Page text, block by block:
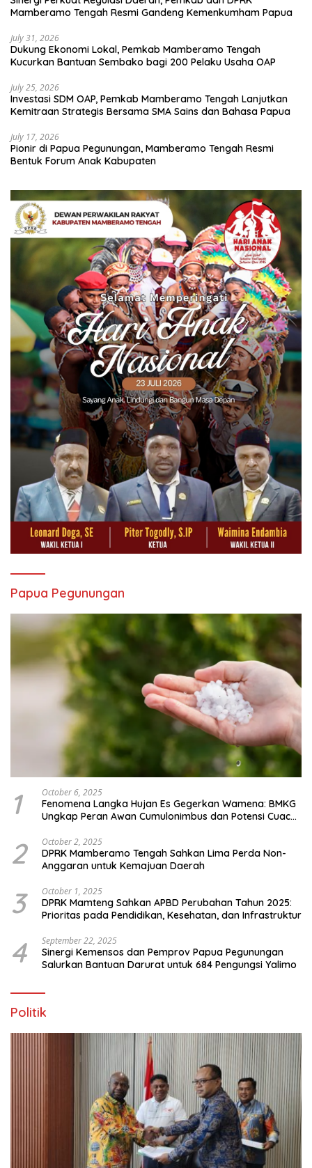
Mamberamo Tengah Resmi Gandeng Kemenkumham Papua
July 31, 2026
Dukung Ekonomi Lokal, Pemkab Mamberamo Tengah
Kucurkan Bantuan Sembako bagi 200 Pelaku Usaha OAP
July 25, 2026
Investasi SDM OAP, Pemkab Mamberamo Tengah Lanjutkan
Kemitraan Strategis Bersama SMA Sains dan Bahasa Papua
July 17, 2026
Pionir di Papua Pegunungan, Mamberamo Tengah Resmi
Bentuk Forum Anak Kabupaten
Papua Pegunungan
1 October 6, 2025
Fenomena Langka Hujan Es Gegerkan Wamena: BMKG
Ungkap Peran Awan Cumulonimbus dan Potensi Cuaca
2 October 2, 2025
DPRK Mamberamo Tengah Sahkan Lima Perda Non-
Anggaran untuk Kemajuan Daerah
3 October 1, 2025
DPRK Mamteng Sahkan APBD Perubahan Tahun 2025:
Prioritas pada Pendidikan, Kesehatan, dan Infrastruktur
4 September 22, 2025
Sinergi Kemensos dan Pemprov Papua Pegunungan
Salurkan Bantuan Darurat untuk 684 Pengungsi Yalimo
Politik